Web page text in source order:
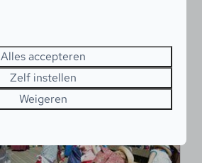
Alles accepteren
Zelf instellen
Weigeren